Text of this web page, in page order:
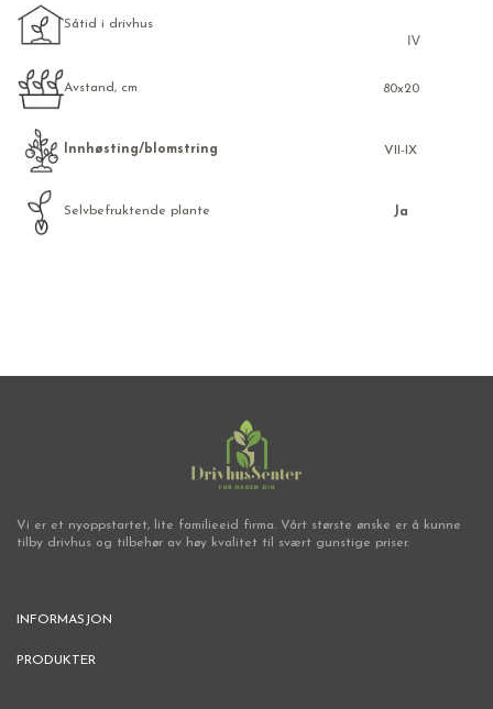
Såtid i drivhus
IV
Avstand, cm 80x20
Innhøsting/blomstring VII-IX
Selvbefruktende plante Ja
Vi er et nyoppstartet, lite familieeid firma. Vårt største ønske er å kunne
tilby drivhus og tilbehør av høy kvalitet til svært gunstige priser.
INFORMASJON
PRODUKTER